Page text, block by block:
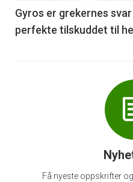
6
Gyros er grekernes
perfekte tilskuddet til
Få nyeste oppskrifter